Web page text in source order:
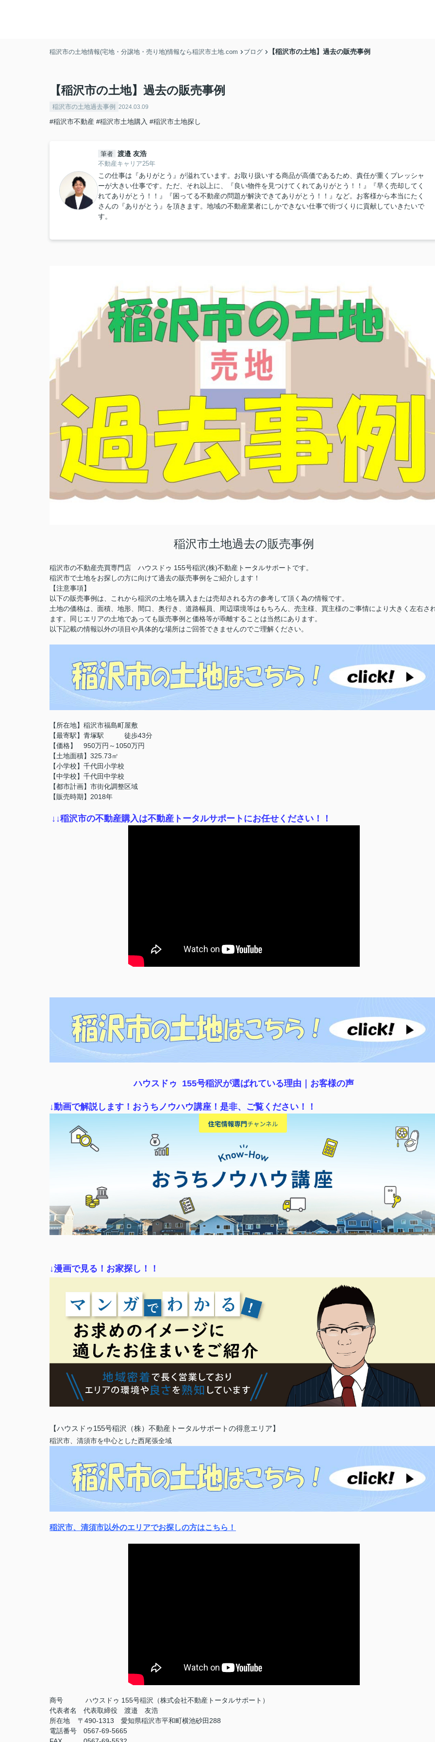
稲沢市の土地情報(宅地・分譲地・売り地)情報なら稲沢市土地.com ブログ 【稲沢市の土地】過去の販売事例
【稲沢市の土地】過去の販売事例
稲沢市の土地過去事例 2024.03.09
#稲沢市不動産 #稲沢市土地購入 #稲沢市土地探し
筆者 渡邉 友浩
不動産キャリア25年
この仕事は『ありがとう』が溢れています。お取り扱いする商品が高価であるため、責任が重くプレッシャ
ーが大きい仕事です。ただ、それ以上に、『良い物件を見つけてくれてありがとう！！』『早く売却してく
れてありがとう！！』『困ってる不動産の問題が解決できてありがとう！！』など。お客様から本当にたく
さんの『ありがとう』を頂きます。地域の不動産業者にしかできない仕事で街づくりに貢献していきたいで
す。
稲沢市土地過去の販売事例
稲沢市の不動産売買専門店 ハウスドゥ 155号稲沢(株)不動産トータルサポートです。
稲沢市で土地をお探しの方に向けて過去の販売事例をご紹介します！
【注意事項】
以下の販売事例は、これから稲沢の土地を購入または売却される方の参考して頂く為の情報です。
土地の価格は、面積、地形、間口、奥行き、道路幅員、周辺環境等はもちろん、売主様、買主様のご事情により大きく左右さ
ます。同じエリアの土地であっても販売事例と価格等が乖離することは当然にあります。
以下記載の情報以外の項目や具体的な場所はご回答できませんのでご理解ください。
【所在地】稲沢市福島町屋敷
【最寄駅】青塚駅 徒歩43分
【価格】 950万円～1050万円
【土地面積】325.73㎡
【小学校】千代田小学校
【中学校】千代田中学校
【都市計画】市街化調整区域
【販売時期】2018年
↓ ↓稲沢市の不動産購入は不動産トータルサポートにお任せください！！
ハウスドゥ 155号稲沢が選ばれている理由｜ お客様の声
↓動画で解説します！おうちノウハウ講座！是非、ご覧ください！！
↓漫画で見る！お家探し！！
【ハウスドゥ155号稲沢（株）不動産トータルサポートの得意エリア】
稲沢市、清須市を中心とした西尾張全域
稲沢市、清須市以外のエリアでお探しの方はこちら！
商号
ハウスドゥ 155号稲沢（株式会社不動産トータルサポート）
代表者名 代表取締役 渡邉 友浩
所在地 〒490-1313 愛知県稲沢市平和町横池砂田288
電話番号 0567-69-5665